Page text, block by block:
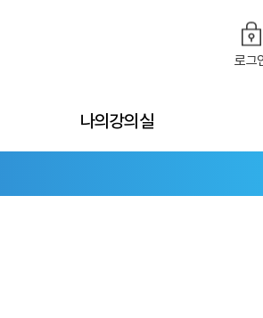
로그
나의강의실